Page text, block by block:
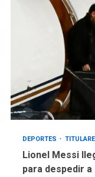
DEPORTES
Lionel Messi
para despedir a